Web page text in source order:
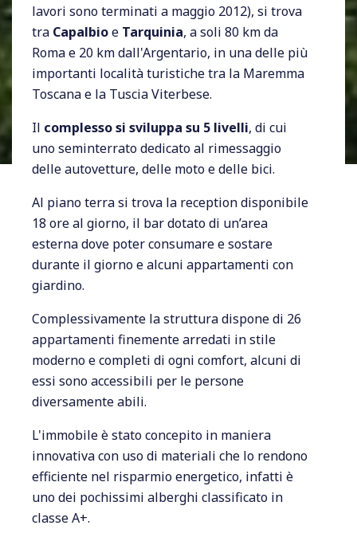
lavori sono terminati a maggio 2012), si trova
tra Capalbioe Tarquinia, a soli 80 km da
Roma e 20 km dall'Argentario, in una delle più
importanti località turistiche tra la Maremma
Toscana e la Tuscia Viterbese.
Il complesso si sviluppa su 5 livelli, di cui
uno seminterrato dedicato al rimessaggio
delle autovetture, delle moto e delle bici.
Al piano terra si trova la reception disponibile
18 ore al giorno, il bar dotato di un’area
esterna dove poter consumare e sostare
durante il giorno e alcuni appartamenti con
giardino.
Complessivamente la struttura dispone di 26
appartamenti finemente arredati in stile
moderno e completi di ogni comfort, alcuni di
essi sono accessibili per le persone
diversamente abili.
L'immobile è stato concepito in maniera
innovativa con uso di materiali che lo rendono
efficiente nel risparmio energetico, infatti è
uno dei pochissimi alberghi classificato in
classe A+.